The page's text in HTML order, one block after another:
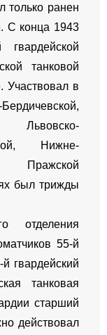
только ранен
С конца 1943
танковой
Участвовал в
Львовско-
Нижне-
Пражской
был трижды
55-й
гвардейский
танковая
старший
действовал